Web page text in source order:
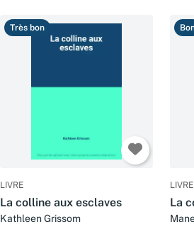
Très bon
LIVRE
La colline aux esclaves
Kathleen Grissom
LIVRE
La